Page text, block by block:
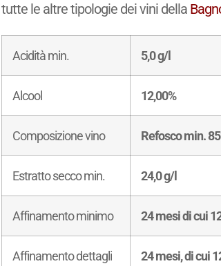
tutte le altre tipologie dei vini della
Acidità min. 5,0 g/l
Alcool 12,00%
Composizione vino Refosco min.
Estratto secco min. 24,0 g/l
Affinamento minimo 24 mesi di cui
Affinamento dettagli 24 mesi, di cui